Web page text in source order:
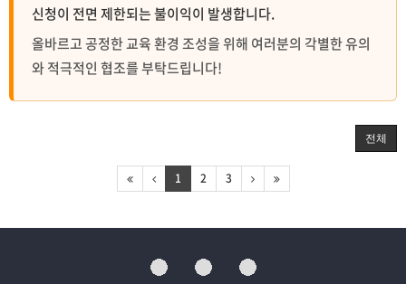
신청이 전면 제한되는 불이익이 발생합니다.
올바르고 공정한 교육 환경 조성을 위해 여러분의 각별한 유의
와 적극적인 협조를 부탁드립니다!
전체
1 2 3